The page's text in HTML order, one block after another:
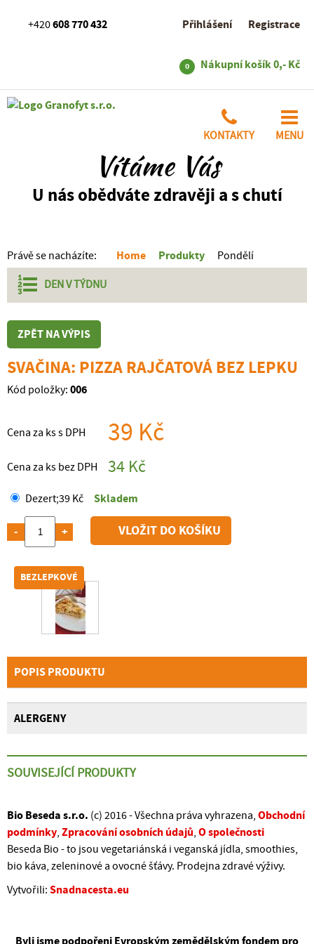
+420608 770 432 Registrace
Přihlášení
Nákupní košík0,- Kč
0
MENU
KONTAKTY
Vítáme Vás
U nás obědváte zdravěji a s chutí
Právě se nacházíte: Home Produkty Pondělí
DEN VTÝDNU
ZPĚT NA VÝPIS
SVAČINA: PIZZA RAJČATOVÁ BEZ LEPKU
Kód položky: 006
BEZLEPKOVÉ
Cena za ks s DPH 39 Kč
Cena za ks bez DPH 34 Kč
Dezert;39 Kč Skladem
+
-
POPIS PRODUKTU
ALERGENY
SOUVISEJÍCÍ PRODUKTY
Bio Beseda s.r.o. (c) 2016 - Všechna práva vyhrazena, Obchodní
podmínky, Zpracování osobních údajů, O společnosti
Beseda Bio - to jsou vegetariánská i veganská jídla, smoothies,
bio káva, zeleninové a ovocné šťávy. Prodejna zdravé výživy.
Vytvořili: Snadnacesta.eu